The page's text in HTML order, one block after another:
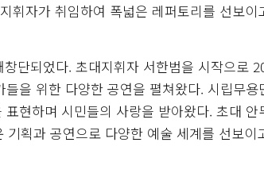
휘자가 취임하여 폭넓은 레퍼토리를 선보이
단되었다. 초대지휘자 서한범을 시작으로
을 위한 다양한 공연을 펼쳐왔다. 시립무용
현하며 시민들의 사랑을 받아왔다. 초대 안
획과 공연으로 다양한 예술 세계를 선보이